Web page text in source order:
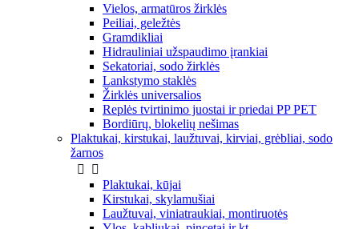
Vielos, armatūros žirklės
Peiliai, geležtės
Gramdikliai
Hidrauliniai užspaudimo įrankiai
Sekatoriai, sodo žirklės
Lankstymo staklės
Žirklės universalios
Replės tvirtinimo juostai ir priedai PP PET
Bordiūrų, blokelių nešimas
Plaktukai, kirstukai, laužtuvai, kirviai, grėbliai, sodo
žarnos


Plaktukai, kūjai
Kirstukai, skylamušiai
Laužtuvai, viniatraukiai, montiruotės